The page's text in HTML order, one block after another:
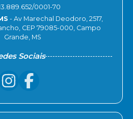
0001-70
- Av Marechal Deodoro, 2517,
CEP 79085-000, Campo
Grande, MS
Sociais